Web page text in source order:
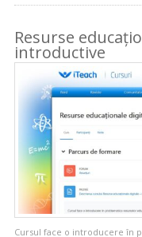
Resurse
introductive
Cursul face o introducere în